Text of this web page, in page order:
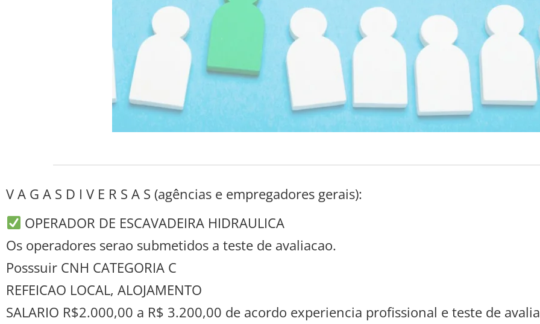
V A G A S D I V E R S A S (agências e empregadores gerais):
OPERADOR DE ESCAVADEIRA HIDRAULICA
Os operadores serao submetidos a teste de avaliacao.
Posssuir CNH CATEGORIA C
REFEICAO LOCAL, ALOJAMENTO
SALARIO R$2.000,00 a R$ 3.200,00 de acordo experiencia profissional e teste de